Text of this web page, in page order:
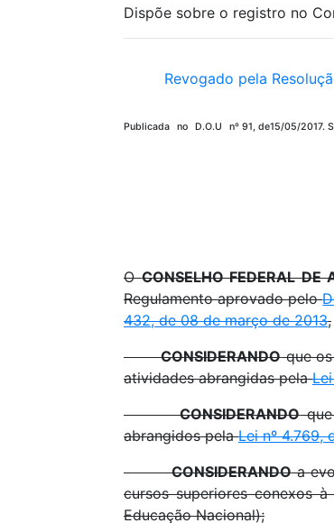
Dispõe sobre o registro no
Revogado pela
Publicada no D.O.U nº 91, de15/05/2017.
OCONSELHO FEDERAL DE
Regulamento aprovado pelo
432, de 08 de março de 2013,
CONSIDERANDOque os
atividades abrangidas pela
CONSIDERANDOque
abrangidos pelaLei nº 4.769,
CONSIDERANDOa
cursos superiores conexos
Educação Nacional);